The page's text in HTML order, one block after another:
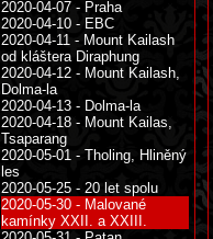
2020-04-07 - Praha
2020-04-10 - EBC
2020-04-11 - Mount Kailash
od kláštera Diraphung
2020-04-12 - Mount Kailash,
Dolma-la
2020-04-13 - Dolma-la
2020-04-18 - Mount Kailas,
Tsaparang
2020-05-01 - Tholing, Hliněný
les
2020-05-25 - 20 let spolu
2020-05-30 - Malované
kamínky XXII. a XXIII.